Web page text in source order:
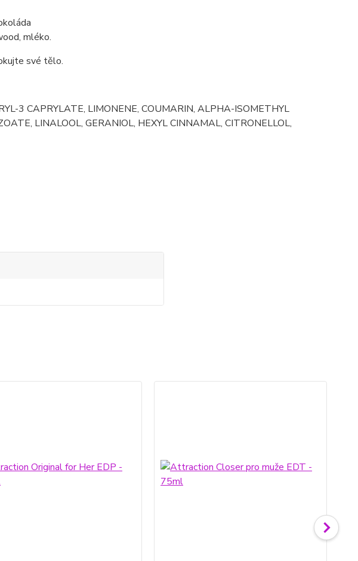
mléko.
své tělo.
3 CAPRYLATE, LIMONENE, COUMARIN, ALPHA-ISOMETHYL
LINALOOL, GERANIOL, HEXYL CINNAMAL, CITRONELLOL,